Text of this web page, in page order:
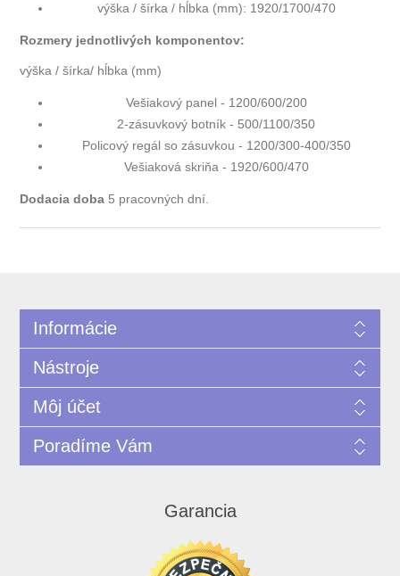
výška / šírka / hĺbka (mm): 1920/1700/470
Rozmery jednotlivých komponentov:
výška / šírka/ hĺbka (mm)
Vešiakový panel - 1200/600/200
2-zásuvkový botník - 500/1100/350
Policový regál so zásuvkou - 1200/300-400/350
Vešiaková skriňa - 1920/600/470
Dodacia doba 5 pracovných dní.
Informácie
Nástroje
Môj účet
Poradíme Vám
Garancia